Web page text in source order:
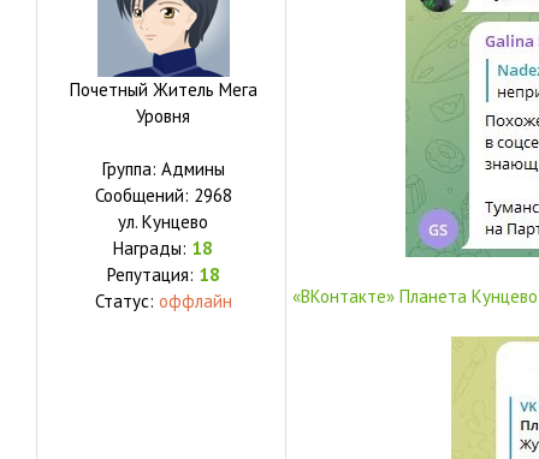
Почетный Житель Мега
Уровня
Группа: Админы
Сообщений: 2968
ул. Кунцево
Награды: 18
Репутация: 18
Статус: оффлайн «ВКонтакте» Планета Кунцево